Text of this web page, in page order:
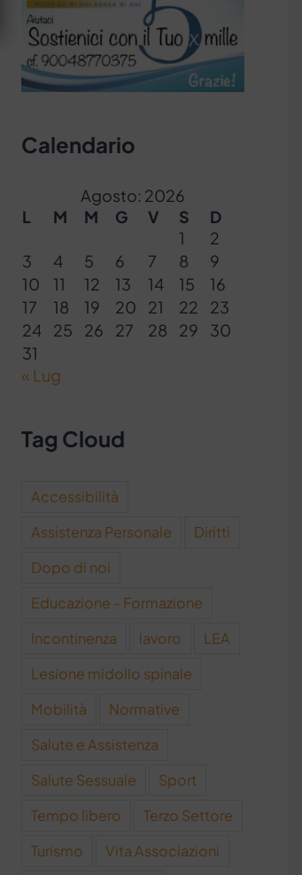
Calendario
Agosto: 2026
L
M M G V S
D
1
2
3
4 5 6 7 8
9
10
11 12 13 14 15
16
17
18 19 20 21 22
23
24
25 26 27 28 29
30
31
« Lug
Tag Cloud
Accessibilità
Assistenza Personale
Diritti
Dopo di noi
Educazione - Formazione
Incontinenza
lavoro
LEA
Lesione midollo spinale
Mobilità
Normative
Salute e Assistenza
Salute Sessuale
Sport
Tempo libero
Terzo Settore
Turismo
Vita Associazioni